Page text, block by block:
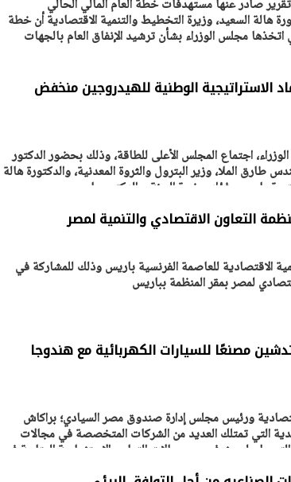
صادر عنها مستهدفات خطة العام المالي الحالي
هالة السعيد، وزيرة التخطيط والتنمية الاقتصادية أن خطة
اتخذها مجلس الوزراء بشأن ترشيد الإنفاق العام بالجهات
الاستراتيجية الوطنية للهيدروجين منخفض
اجتماع المجلس الأعلى للطاقة، وذلك بحضور الدكتور
طارق الملا، وزير البترول والثروة المعدنية، والدكتورة هالة
ياسمين فؤاد، وزيرة البيئة، والدكتور عاصم
التعاون الاقتصادي والتنمية لمصر
الاقتصادية للعاصمة الفرنسية باريس وذلك للمشاركة في
لمصر بمقر المنظمة بباريس
مصنعًا للسيارات الكهربائية مع هندوجا
ورئيس مجلس إدارة صندوق مصر السيادي؛ براكاش
التي تمتلك العديد من الشركات المتخصصة في مجالات
لبحث فرص ومجالات التعاون الاستثمارية المتاحة في
وحدات
افتتاح «إيجبس 2026» بحضور دولي
واسع.. والبترول: مصر تعزز مكانتها